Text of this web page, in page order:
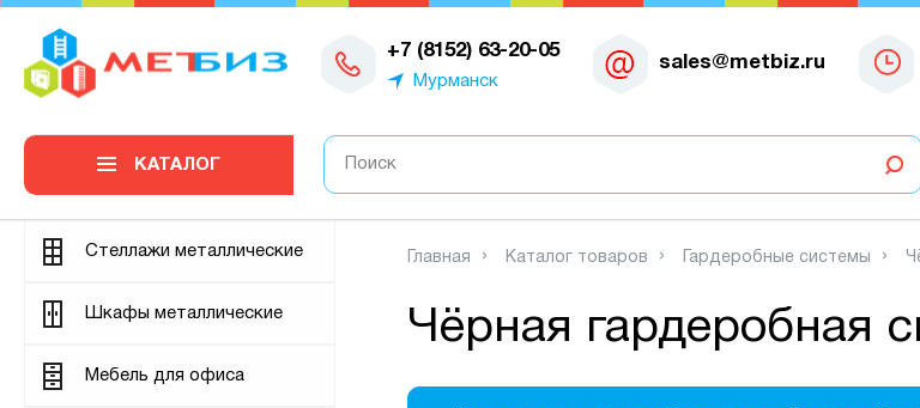
+7 (8152) 63-20-05
Мурманск
sales@metbiz.ru
0
КАТАЛОГ
Стеллажи металлические
Шкафы металлические
Мебель для офиса
Главная Каталог товаров Гардеробные системы
Чёрная гардеробная